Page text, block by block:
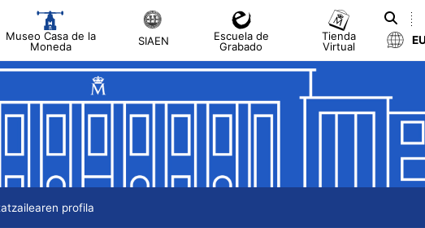
Museo Casa de la
Moneda
SIAEN
Escuela de
Grabado
Tienda
Virtual
EU
profila